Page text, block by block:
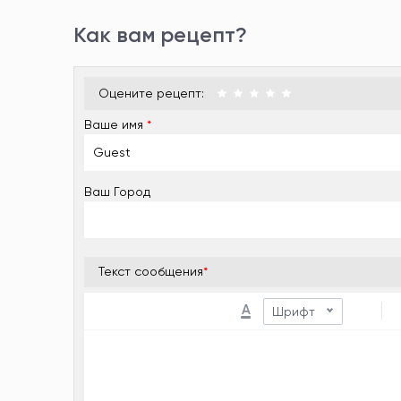
Как вам рецепт?
Оцените рецепт:
Ваше имя*
Ваш Город
Текст сообщения*
A Шрифт